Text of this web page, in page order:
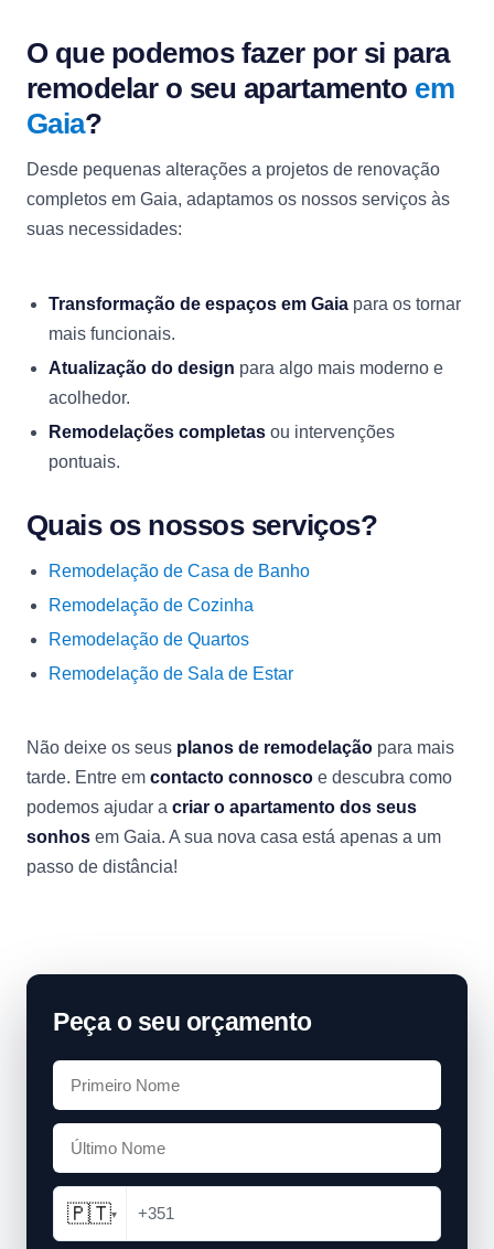
O que podemos fazer por si para
remodelar o seu apartamento em
Gaia?
Desde pequenas alterações a projetos de renovação
completos em Gaia, adaptamos os nossos serviços às
suas necessidades:
Transformação de espaços em Gaia para os tornar
mais funcionais.
Atualização do design para algo mais moderno e
acolhedor.
Remodelações completas ou intervenções
pontuais.
Quais os nossos serviços?
Remodelação de Casa de Banho
Remodelação de Cozinha
Remodelação de Quartos
Remodelação de Sala de Estar
Não deixe os seus planos de remodelação para mais
tarde. Entre em contacto connosco e descubra como
podemos ajudar a criar o apartamento dos seus
sonhos em Gaia. A sua nova casa está apenas a um
passo de distância!
Peça o seu orçamento
🇵🇹▾ +351